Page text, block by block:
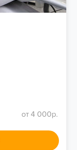
от 4 000р.